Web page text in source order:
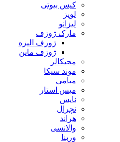
کیس بیوتی
مارک ژوزف
ژوزف الیزه
ژوزف ماین
مجیکالر
موند سیکا
میس استار
والانسی